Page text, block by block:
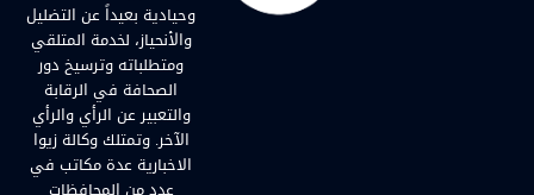
وحيادية بعيداً عن التضليل
والأنحياز، لخدمة المتلقي
ومتطلباته وترسيخ دور
الصحافة في الرقابة
والتعبير عن الرأي والرأي
الآخر. وتمتلك وكالة زيوا
الاخبارية عدة مكاتب في